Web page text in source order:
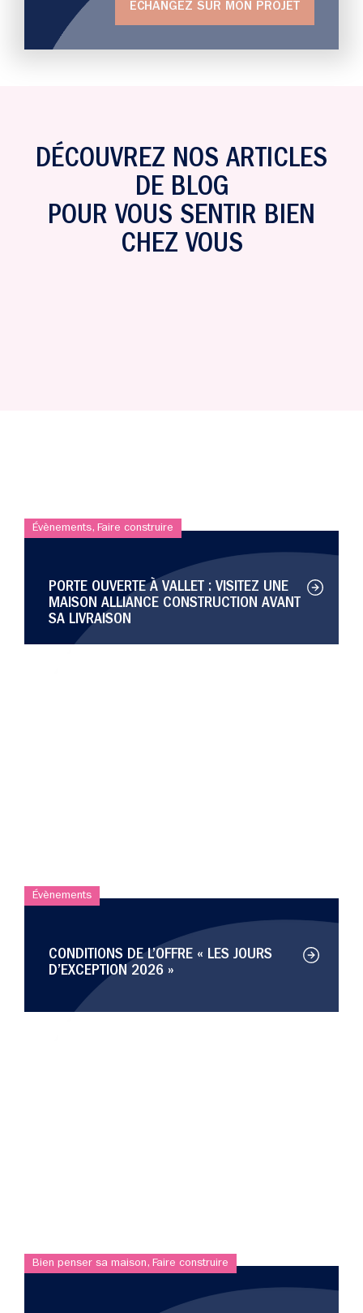
ECHANGEZ SUR MON PROJET
DÉCOUVREZ NOS ARTICLES
DE BLOG
POUR VOUS SENTIR BIEN
CHEZ VOUS
Évènements, Faire construire
PORTE OUVERTE À VALLET : VISITEZ UNE
MAISON ALLIANCE CONSTRUCTION AVANT
SA LIVRAISON
Évènements
CONDITIONS DE L’OFFRE « LES JOURS
D’EXCEPTION 2026 »
Bien penser sa maison, Faire construire